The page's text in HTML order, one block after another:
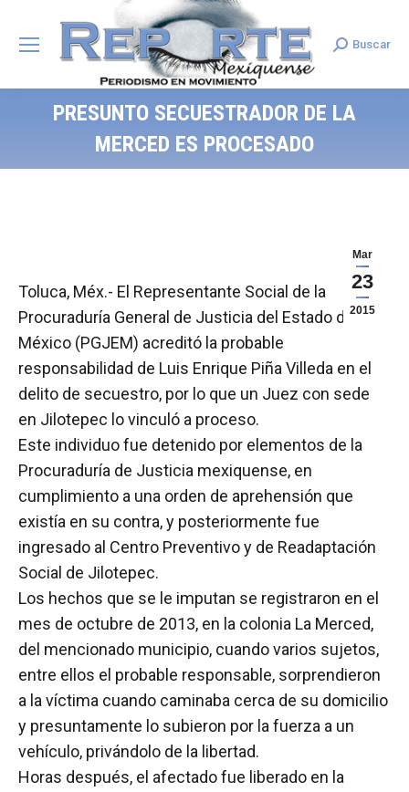
Search:
Buscar
PRESUNTO SECUESTRADOR DE LA
MERCED ES PROCESADO
Mar
23
2015
Toluca, Méx.- El Representante Social de la
Procuraduría General de Justicia del Estado de
México (PGJEM) acreditó la probable
responsabilidad de Luis Enrique Piña Villeda en el
delito de secuestro, por lo que un Juez con sede
en Jilotepec lo vinculó a proceso.
Este individuo fue detenido por elementos de la
Procuraduría de Justicia mexiquense, en
cumplimiento a una orden de aprehensión que
existía en su contra, y posteriormente fue
ingresado al Centro Preventivo y de Readaptación
Social de Jilotepec.
Los hechos que se le imputan se registraron en el
mes de octubre de 2013, en la colonia La Merced,
del mencionado municipio, cuando varios sujetos,
entre ellos el probable responsable, sorprendieron
a la víctima cuando caminaba cerca de su domicilio
y presuntamente lo subieron por la fuerza a un
vehículo, privándolo de la libertad.
Horas después, el afectado fue liberado en la